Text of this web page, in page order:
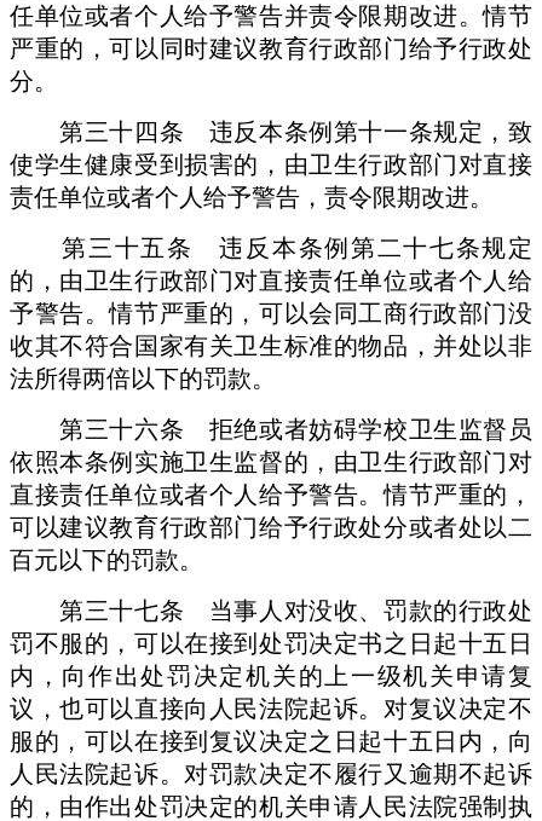
任单位或者个人给予警告并责令限期改进。情节
严重的，可以同时建议教育行政部门给予行政处
分。
第三十四条 违反本条例第十一条规定，致
使学生健康受到损害的，由卫生行政部门对直接
责任单位或者个人给予警告，责令限期改进。
第三十五条 违反本条例第二十七条规定
的，由卫生行政部门对直接责任单位或者个人给
予警告。情节严重的，可以会同工商行政部门没
收其不符合国家有关卫生标准的物品，并处以非
法所得两倍以下的罚款。
第三十六条 拒绝或者妨碍学校卫生监督员
依照本条例实施卫生监督的，由卫生行政部门对
直接责任单位或者个人给予警告。情节严重的，
可以建议教育行政部门给予行政处分或者处以二
百元以下的罚款。
第三十七条 当事人对没收、罚款的行政处
罚不服的，可以在接到处罚决定书之日起十五日
内，向作出处罚决定机关的上一级机关申请复
议，也可以直接向人民法院起诉。对复议决定不
服的，可以在接到复议决定之日起十五日内，向
人民法院起诉。对罚款决定不履行又逾期不起诉
的，由作出处罚决定的机关申请人民法院强制执